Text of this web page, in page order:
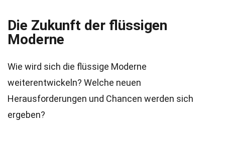
Die Zukunft der flüssigen
Moderne
Wie wird sich die flüssige Moderne
weiterentwickeln? Welche neuen
Herausforderungen und Chancen werden sich
ergeben?